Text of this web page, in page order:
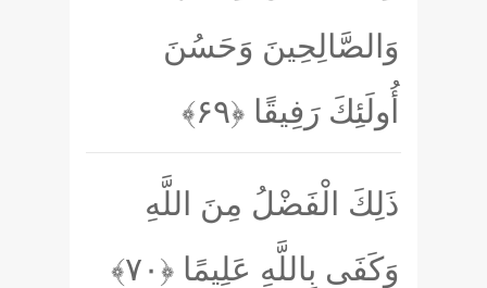
وَالصَّالِحِينَ وَحَسُنَ
أُولَئِكَ رَفِيقًا ﴿۶۹﴾
ذَلِكَ الْفَضْلُ مِنَ اللَّهِ
وَكَفَى بِاللَّهِ عَلِيمًا ﴿۷۰﴾